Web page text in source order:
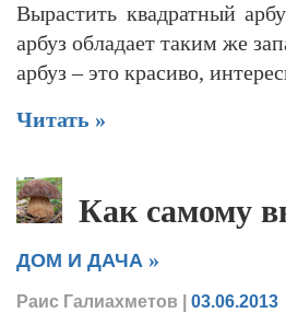
Вырастить квадратный
арбуз обладает таким же
арбуз – это красиво,
Читать »
Как самому
ДОМ И ДАЧА »
Раис Галиахметов | 03.06.2013